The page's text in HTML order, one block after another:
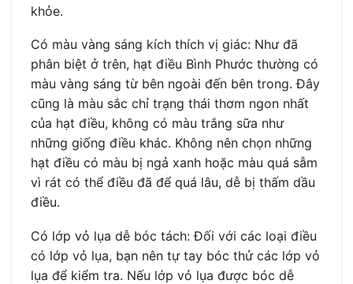
khỏe.
Có màu vàng sáng kích thích vị giác: Như đã
phân biệt ở trên, hạt điều Bình Phước thường có
màu vàng sáng từ bên ngoài đến bên trong. Đây
cũng là màu sắc chỉ trạng thái thơm ngon nhất
của hạt điều, không có màu trắng sữa như
những giống điều khác. Không nên chọn những
hạt điều có màu bị ngả xanh hoặc màu quá sẫm
vì rát có thể điều đã để quá lâu, dễ bị thấm dầu
điều.
Có lớp vỏ lụa dễ bóc tách: Đối với các loại điều
có lớp vỏ lụa, bạn nên tự tay bóc thử các lớp vỏ
lụa để kiểm tra. Nếu lớp vỏ lụa được bóc dễ